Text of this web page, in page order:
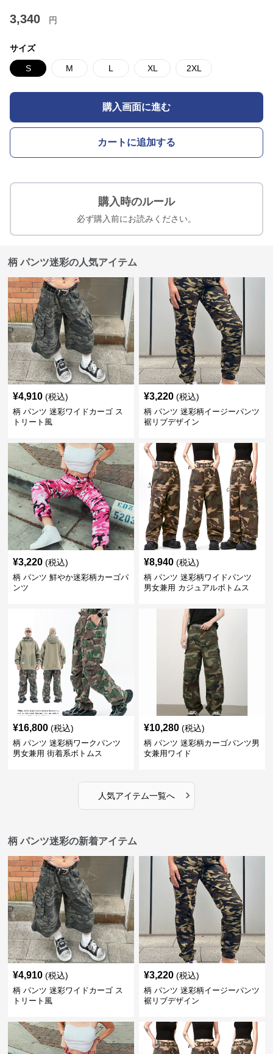
3,340 円
サイズ
S M L XL 2XL
購入画面に進む
カートに追加する
購入時のルール
必ず購入前にお読みください。
柄 パンツ迷彩の人気アイテム
¥4,910 (税込)
柄 パンツ 迷彩ワイドカーゴ ス
トリート風
¥3,220 (税込)
柄 パンツ 迷彩柄イージーパンツ
裾リブデザイン
¥3,220 (税込)
柄 パンツ 鮮やか迷彩柄カーゴパ
ンツ
¥8,940 (税込)
柄 パンツ 迷彩柄ワイドパンツ
男女兼用 カジュアルボトムス
¥16,800 (税込)
柄 パンツ 迷彩柄ワークパンツ
男女兼用 街着系ボトムス
¥10,280 (税込)
柄 パンツ 迷彩柄カーゴパンツ男
女兼用ワイド
人気アイテム一覧へ ›
柄 パンツ迷彩の新着アイテム
¥4,910 (税込)
柄 パンツ 迷彩ワイドカーゴ ス
トリート風
¥3,220 (税込)
柄 パンツ 迷彩柄イージーパンツ
裾リブデザイン